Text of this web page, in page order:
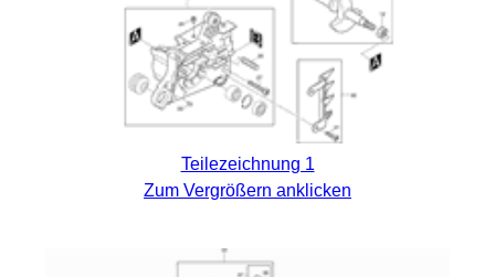
Teilezeichnung 1
Zum Vergrößern anklicken